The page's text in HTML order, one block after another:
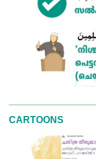
CARTOONS